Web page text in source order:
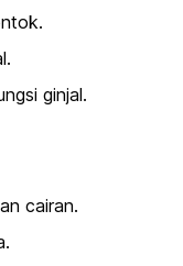
ginjal.
cairan.